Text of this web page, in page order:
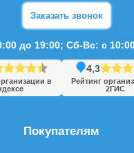
Покупателям
Заказать звонок
до 19:00; Сб-Вс: с
в
4,3
Рейтинг
2ГИС